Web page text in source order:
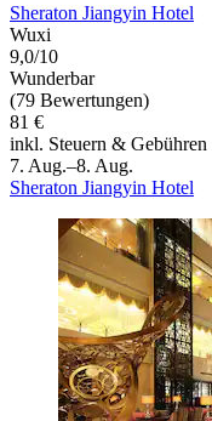
Sheraton Jiangyin Hotel
Wuxi
9,0/10
Wunderbar
(79 Bewertungen)
81 €
inkl. Steuern & Gebühren
7. Aug.–8. Aug.
Sheraton Jiangyin Hotel